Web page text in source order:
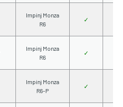
Impinj Monza
R6
✓
Impinj Monza
R6
✓
Impinj Monza
R6-P
✓